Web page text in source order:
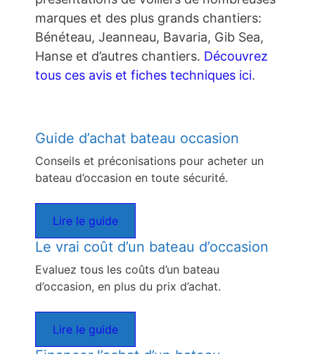
marques et des plus grands chantiers:
Bénéteau, Jeanneau, Bavaria, Gib Sea,
Hanse et d’autres chantiers. Découvrez
tous ces avis et fiches techniques ici.
Guide d’achat bateau occasion
Conseils et préconisations pour acheter un
bateau d’occasion en toute sécurité.
Lire le guide
Le vrai coût d’un bateau d’occasion
Evaluez tous les coûts d’un bateau
d’occasion, en plus du prix d’achat.
Lire le guide